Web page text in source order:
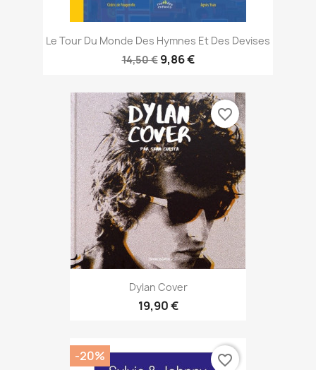
Le Tour Du Monde Des Hymnes Et Des Devises
14,50 € 9,86 €
Dylan Cover
19,90 €
favorite_border
-20% favorite_border